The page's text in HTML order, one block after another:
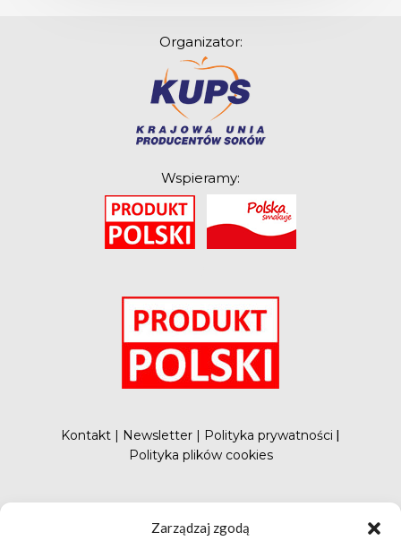
Zarządzaj zgodą
Organizator:
Wspieramy:
Kontakt Newsletter Polityka prywatności
Polityka plików cookies